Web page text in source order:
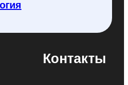
Контакты